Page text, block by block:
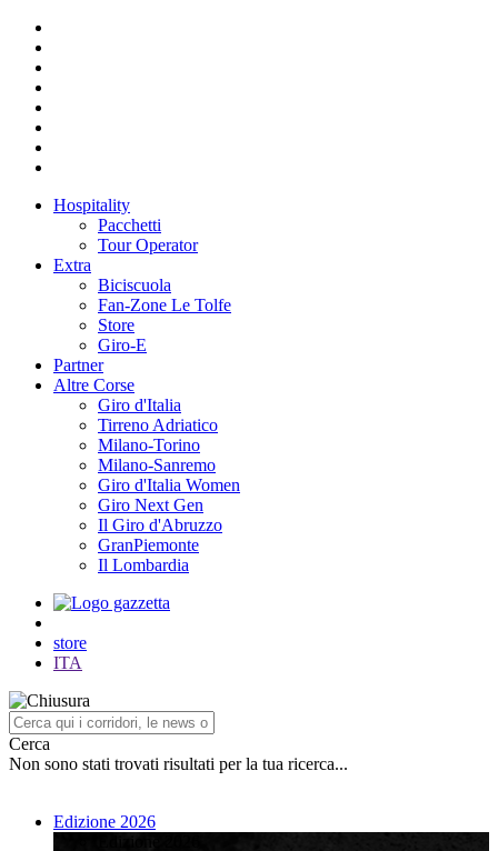
Hospitality
Pacchetti
Tour Operator
Extra
Biciscuola
Fan-Zone Le Tolfe
Store
Giro-E
Partner
Altre Corse
Giro d'Italia
Tirreno Adriatico
Milano-Torino
Milano-Sanremo
Giro d'Italia Women
Giro Next Gen
Il Giro d'Abruzzo
GranPiemonte
Il Lombardia
store
ITA
Cerca
Non sono stati trovati risultati per la tua ricerca...
Edizione 2026